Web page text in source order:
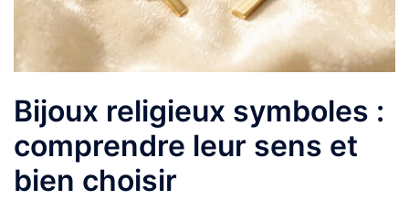
Bijoux religieux symboles :
comprendre leur sens et
bien choisir